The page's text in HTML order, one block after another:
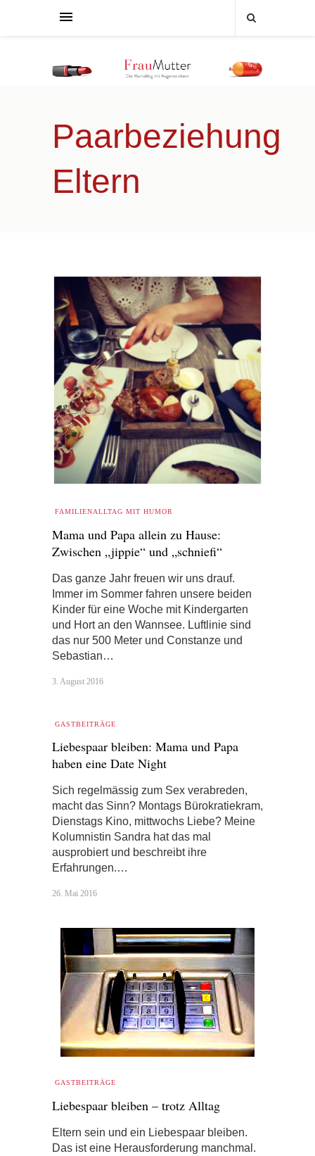
Paarbeziehung
Eltern
FAMILIENALLTAG MIT HUMOR
Mama und Papa allein zu Hause:
Zwischen „jippie“ und „schniefi“
Das ganze Jahr freuen wir uns drauf.
Immer im Sommer fahren unsere beiden
Kinder für eine Woche mit Kindergarten
und Hort an den Wannsee. Luftlinie sind
das nur 500 Meter und Constanze und
Sebastian…
3. August 2016
GASTBEITRÄGE
Liebespaar bleiben: Mama und Papa
haben eine Date Night
Sich regelmässig zum Sex verabreden,
macht das Sinn? Montags Bürokratiekram,
Dienstags Kino, mittwochs Liebe? Meine
Kolumnistin Sandra hat das mal
ausprobiert und beschreibt ihre
Erfahrungen.…
26. Mai 2016
GASTBEITRÄGE
Liebespaar bleiben – trotz Alltag
Eltern sein und ein Liebespaar bleiben.
Das ist eine Herausforderung manchmal.